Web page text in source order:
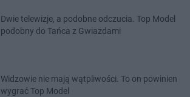
Dwie telewizje, a podobne odczucia. Top Model
podobny do Tańca z Gwiazdami
Widzowie nie mają wątpliwości. To on powinien
wygrać Top Model